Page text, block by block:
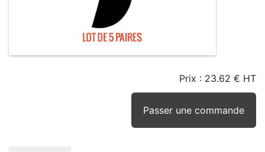
STOCK
Prix : 23.62 € HT
Passer une commande